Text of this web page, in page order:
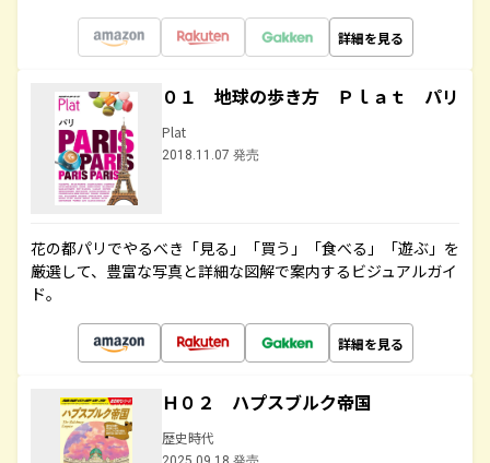
詳細を見る
０１ 地球の歩き方 Ｐｌａｔ パリ
Plat
2018.11.07 発売
花の都パリでやるべき「見る」「買う」「食べる」「遊ぶ」を
厳選して、豊富な写真と詳細な図解で案内するビジュアルガイ
ド。
詳細を見る
Ｈ０２ ハプスブルク帝国
歴史時代